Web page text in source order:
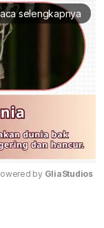
selengkapnya
by GliaStudios